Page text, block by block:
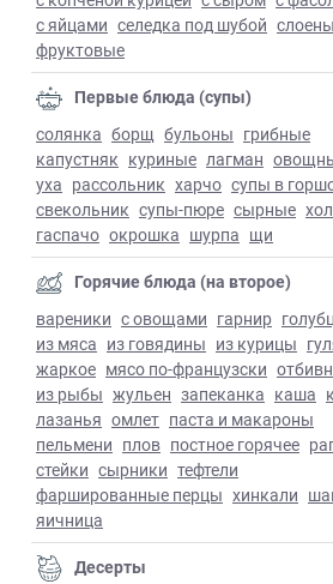
с яйцами селедка под шубой
фруктовые
Первые блюда (супы)
солянка борщ бульоны грибные
капустняк куриные лагман
уха рассольник харчо супы в
свекольник супы-пюре сырные
гаспачо окрошка шурпа щи
Горячие блюда (на второе)
вареники с овощами гарнир
из мяса из говядины из курицы
жаркое мясо по-французски
из рыбы жульен запеканка каша
лазанья омлет паста и макароны
пельмени плов постное горячее
стейки сырники тефтели
фаршированные перцы хинкали
яичница
Десерты